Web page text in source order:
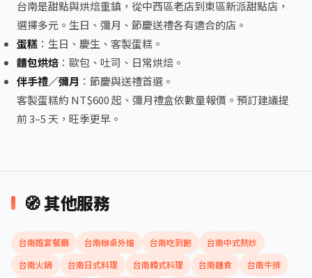
台南是甜點與烘焙重鎮，從中西區老店到東區新派甜點店，
選擇多元。生日、彌月、節慶送禮各有適合的店。
蛋糕 ：生日、慶生、客製蛋糕。
麵包烘焙 ：歐包、吐司、日常烘焙。
伴手禮／彌月 ：節慶與送禮首選。
客製蛋糕約 NT$600 起、彌月禮盒依數量報價。預訂建議提
前 3–5 天，旺季更早。
🧭 其他服務
台南婚宴餐廳 台南辦桌外燴 台南吃到飽
台南中式熱炒
台南火鍋
台南日式料理 台南韓式料理 台南麵食
台南牛排